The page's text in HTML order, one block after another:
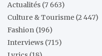
Actualités (7 663)
Culture & Tourisme (2 447)
Fashion (196)
Interviews (715)